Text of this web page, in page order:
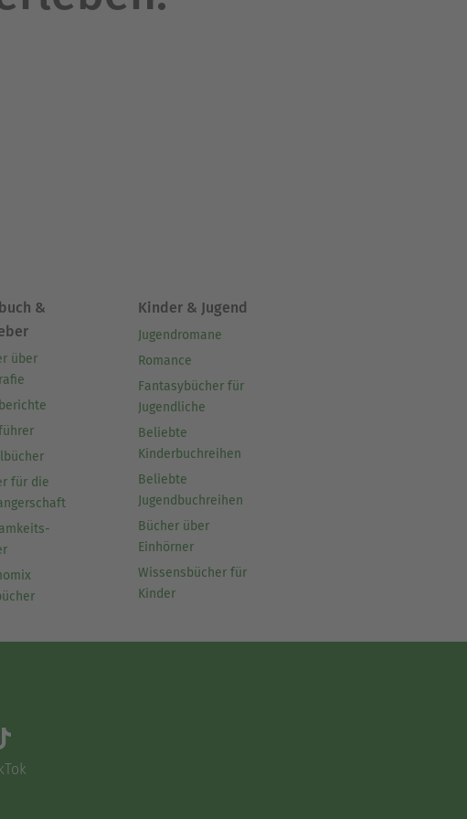
&
über
für die
Kinder & Jugend
Jugendromane
Romance
Fantasybücher für
Jugendliche
Beliebte
Kinderbuchreihen
Beliebte
Jugendbuchreihen
Bücher über
Einhörner
Wissensbücher für
Kinder